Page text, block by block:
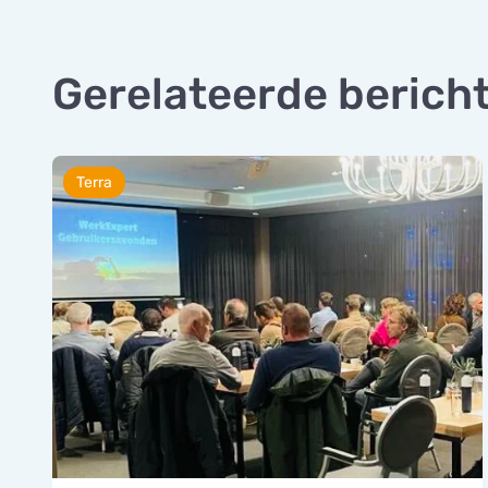
Gerelateerde
Terra